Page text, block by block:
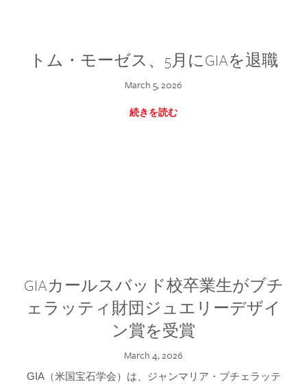
トム・モーゼス、5月にGIAを退職
March 5, 2026
続きを読む
GIAカールスバッド校卒業生がブチ
ェラッティ財団ジュエリーデザイ
ン賞を受賞
March 4, 2026
GIA（米国宝石学会）は、ジャンマリア・ブチェラッテ